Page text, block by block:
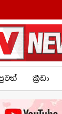
ක්‍රී​ඩා